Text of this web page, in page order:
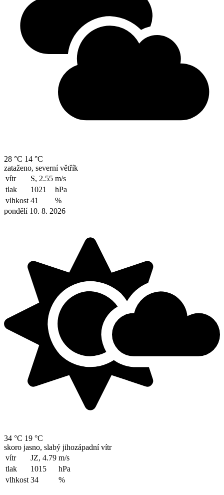
28 °C 14 °C
zataženo, severní větřík
vítr
S, 2.55 m/s
tlak
1021
hPa
vlhkost 41
%
pondělí 10. 8. 2026
34 °C 19 °C
skoro jasno, slabý jihozápadní vítr
vítr
JZ, 4.79 m/s
tlak
1015
hPa
vlhkost 34 %